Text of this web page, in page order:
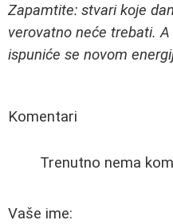
Zapamtite: stvari koje
verovatno neće trebati.
ispuniće se novom
Komentari
Trenutno nema
Vaše ime: